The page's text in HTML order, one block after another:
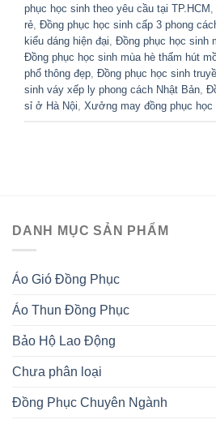
phục học sinh theo yêu cầu tại TP.HCM ,
rẻ, Đồng phục học sinh cấp 3 phong
kiểu dáng hiện đại, Đồng phục học sinh
Đồng phục học sinh mùa hè thấm hút
phổ thông đẹp, Đồng phục học sinh
sinh váy xếp ly phong cách Nhật Bản,
sỉ ở Hà Nội, Xưởng may đồng phục
DANH MỤC SẢN PHẨM
Áo Gió Đồng Phục
Áo Thun Đồng Phục
Bảo Hộ Lao Động
Chưa phân loại
Đồng Phục Chuyên Ngành